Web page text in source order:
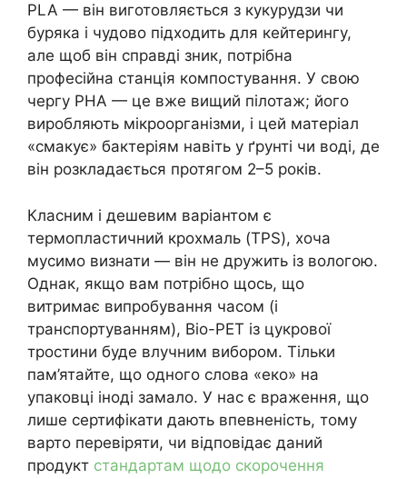
PLA — він виготовляється з кукурудзи чи
буряка і чудово підходить для кейтерингу,
але щоб він справді зник, потрібна
професійна станція компостування. У свою
чергу PHA — це вже вищий пілотаж; його
виробляють мікроорганізми, і цей матеріал
«смакує» бактеріям навіть у ґрунті чи воді, де
він розкладається протягом 2–5 років.
Класним і дешевим варіантом є
термопластичний крохмаль (TPS), хоча
мусимо визнати — він не дружить із вологою.
Однак, якщо вам потрібно щось, що
витримає випробування часом (і
транспортуванням), Bio-PET із цукрової
тростини буде влучним вибором. Тільки
пам’ятайте, що одного слова «еко» на
упаковці іноді замало. У нас є враження, що
лише сертифікати дають впевненість, тому
варто перевіряти, чи відповідає даний
продукт стандартам щодо скорочення